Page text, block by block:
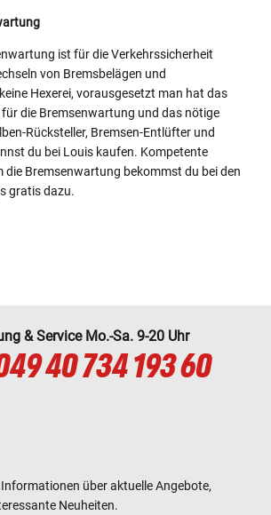
ist für die Verkehrssicherheit
von Bremsbelägen und
Hexerei, vorausgesetzt man hat das
für die Bremsenwartung und das nötige
Rücksteller, Bremsen-Entlüfter und
du bei Louis kaufen. Kompetente
die Bremsenwartung bekommst du bei den
gratis dazu.
& Service Mo.-Sa. 9-20 Uhr
40 734 193 60
über aktuelle Angebote,
Neuheiten.